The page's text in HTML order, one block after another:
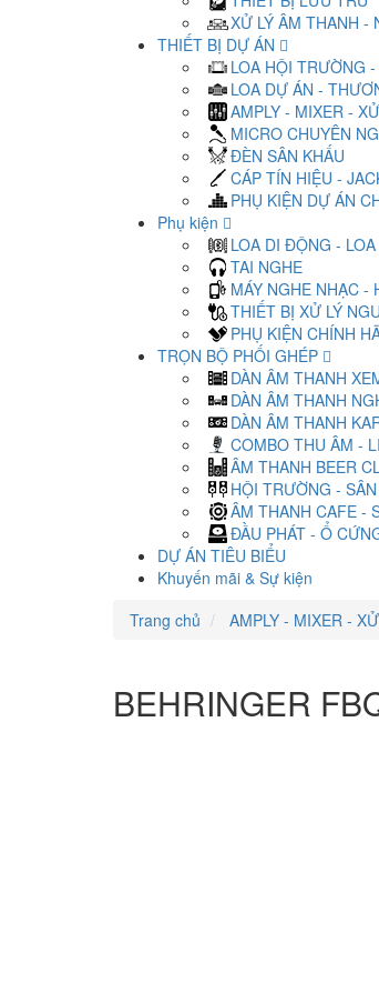
XỬ LÝ ÂM THANH -
THIẾT BỊ DỰ ÁN
LOA HỘI TRƯỜNG
LOA DỰ ÁN -
AMPLY - MIXER -
MICRO CHUYÊN
ĐÈN SÂN KHẤU
CÁP TÍN HIỆU -
PHỤ KIỆN DỰ ÁN
Phụ kiện
LOA DI ĐỘNG -
TAI NGHE
MÁY NGHE NHẠC -
THIẾT BỊ XỬ LÝ
PHỤ KIỆN CHÍNH
TRỌN BỘ PHỐI GHÉP
DÀN ÂM THANH
DÀN ÂM THANH
DÀN ÂM THANH
COMBO THU ÂM -
ÂM THANH BEER
HỘI TRƯỜNG -
ÂM THANH CAFE -
ĐẦU PHÁT - Ổ
DỰ ÁN TIÊU BIỂU
Khuyến mãi & Sự kiện
Trang chủ
AMPLY - MIXER -
BEHRINGER